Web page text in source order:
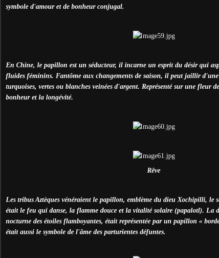
symbole d'amour et de bonheur conjugal.
En Chine, le papillon est un séducteur, il incarne un esprit du désir qui
fluides féminins. Fantôme aux changements de saison, il peut jaillir d'une
turquoises, vertes ou blanches veinées d'argent. Représenté sur une fleur
bonheur et la longévité.
Rêve
Les tribus Aztèques vénéraient le papillon, emblème du dieu Xochipilli, le
était le feu qui danse, la flamme douce et la vitalité solaire (papalotl). La
nocturne des étoiles flamboyantes, était représentée par un papillon «
était aussi le symbole de l'âme des parturientes défuntes.